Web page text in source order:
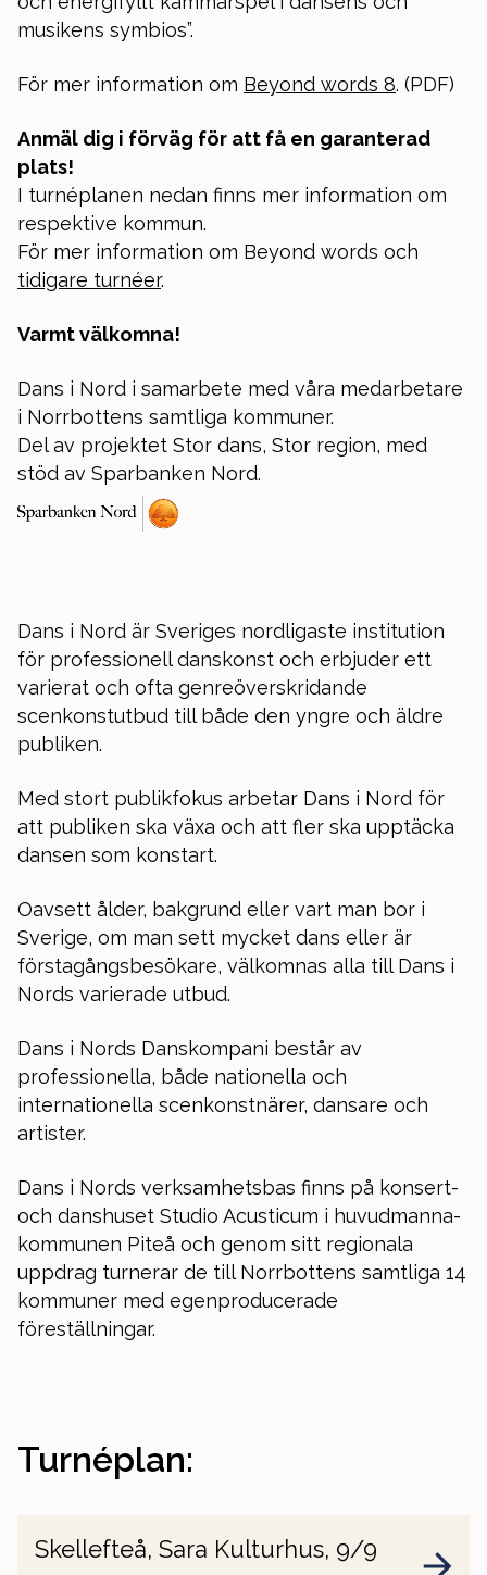
musikens symbios”.
För mer information om Beyond words 8. (PDF)
Anmäl dig i förväg för att få en garanterad
plats!
I turnéplanen nedan finns mer information om
respektive kommun.
För mer information om Beyond words och
tidigare turnéer.
Varmt välkomna!
Dans i Nord i samarbete med våra medarbetare
i Norrbottens samtliga kommuner.
Del av projektet Stor dans, Stor region, med
stöd av Sparbanken Nord.
Dans i Nord är Sveriges nordligaste institution
för professionell danskonst och erbjuder ett
varierat och ofta genreöverskridande
scenkonstutbud till både den yngre och äldre
publiken.
Med stort publikfokus arbetar Dans i Nord för
att publiken ska växa och att fler ska upptäcka
dansen som konstart.
Oavsett ålder, bakgrund eller vart man bor i
Sverige, om man sett mycket dans eller är
förstagångsbesökare, välkomnas alla till Dans i
Nords varierade utbud.
Dans i Nords Danskompani består av
professionella, både nationella och
internationella scenkonstnärer, dansare och
artister.
Dans i Nords verksamhetsbas finns på konsert-
och danshuset Studio Acusticum i huvudmanna-
kommunen Piteå och genom sitt regionala
uppdrag turnerar de till Norrbottens samtliga 14
kommuner med egenproducerade
föreställningar.
Turnéplan:
Skellefteå, Sara Kulturhus, 9/9